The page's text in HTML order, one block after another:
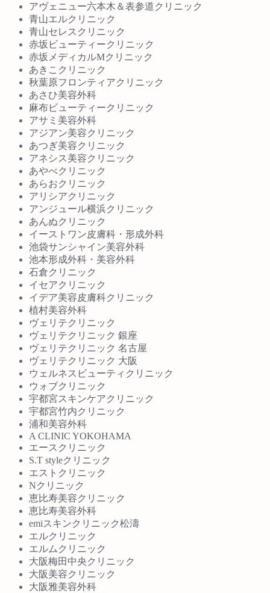
アヴェニュー六本木＆表参道クリニック
青山エルクリニック
青山セレスクリニック
赤坂ビューティークリニック
赤坂メディカルMクリニック
あきこクリニック
秋葉原フロンティアクリニック
あさひ美容外科
麻布ビューティークリニック
アサミ美容外科
アジアン美容クリニック
あつぎ美容クリニック
アネシス美容クリニック
あやべクリニック
あらおクリニック
アリシアクリニック
アンジュール横浜クリニック
あんぬクリニック
イーストワン皮膚科・形成外科
池袋サンシャイン美容外科
池本形成外科・美容外科
石倉クリニック
イセアクリニック
イデア美容皮膚科クリニック
植村美容外科
ヴェリテクリニック
ヴェリテクリニック 銀座
ヴェリテクリニック 名古屋
ヴェリテクリニック 大阪
ウェルネスビューティクリニック
ウォブクリニック
宇都宮スキンケアクリニック
宇都宮竹内クリニック
浦和美容外科
A CLINIC YOKOHAMA
エースクリニック
S.T styleクリニック
エストクリニック
Nクリニック
恵比寿美容クリニック
恵比寿美容外科
emiスキンクリニック松濤
エルクリニック
エルムクリニック
大阪梅田中央クリニック
大阪美容クリニック
大阪雅美容外科